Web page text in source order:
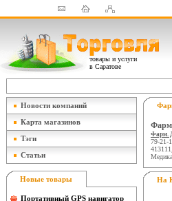
товары и услуги
в Саратове
Новости компаний
Карта магазинов
Тэги
Статьи
Новые товары
Портативный GPS навигатор
Фарм.
79-21-
На